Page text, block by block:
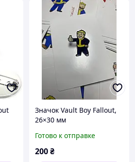
Значок Vault Boy Fallout,
26×30 мм
Готово к отправке
200₴